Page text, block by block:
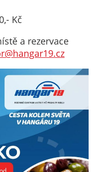
Kč
a rezervace
na konkrétní
uživatelé
našeho webu.
Pokud
vypnete
používání
analytických
cookies ve
vztahu k Vaší
návštěvě,
ztrácíme
možnost